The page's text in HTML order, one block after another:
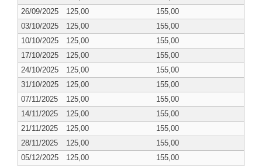
26/09/2025
125,00
155,00
03/10/2025
125,00
155,00
10/10/2025
125,00
155,00
17/10/2025
125,00
155,00
24/10/2025
125,00
155,00
31/10/2025
125,00
155,00
07/11/2025
125,00
155,00
14/11/2025
125,00
155,00
21/11/2025
125,00
155,00
28/11/2025
125,00
155,00
05/12/2025
125,00
155,00